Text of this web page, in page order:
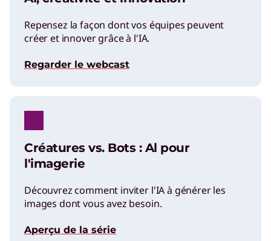
Repensez la façon dont vos équipes peuvent
créer et innover grâce à l'IA.
Regarder le webcast
Créatures vs. Bots : Al pour
l'imagerie
Découvrez comment inviter l'IA à générer les
images dont vous avez besoin.
Aperçu de la série